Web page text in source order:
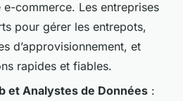
commerce. Les entreprises
pour gérer les entrepots,
d’approvisionnement, et
rapides et fiables.
et Analystes de Données :